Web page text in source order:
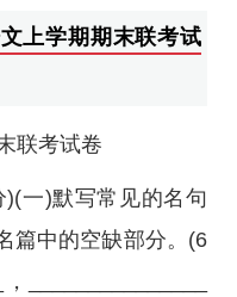
上学期期末联考试
联考试卷
一)默写常见的名句
篇中的空缺部分。(6
_______________